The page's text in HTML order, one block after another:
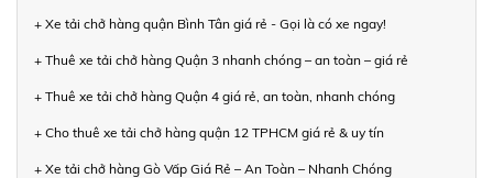
+ Xe tải chở hàng quận Bình Tân giá rẻ - Gọi là có xe ngay!
+ Thuê xe tải chở hàng Quận 3 nhanh chóng – an toàn – giá rẻ
+ Thuê xe tải chở hàng Quận 4 giá rẻ, an toàn, nhanh chóng
+ Cho thuê xe tải chở hàng quận 12 TPHCM giá rẻ & uy tín
+ Xe tải chở hàng Gò Vấp Giá Rẻ – An Toàn – Nhanh Chóng